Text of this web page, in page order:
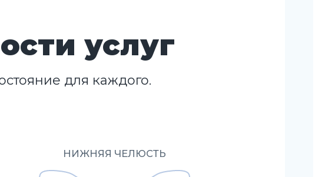
услуг
для каждого.
НИЖНЯЯ ЧЕЛЮСТЬ